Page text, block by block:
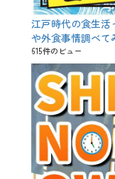
江戸時代の食生活
や外食事情調べて
615件のビュー